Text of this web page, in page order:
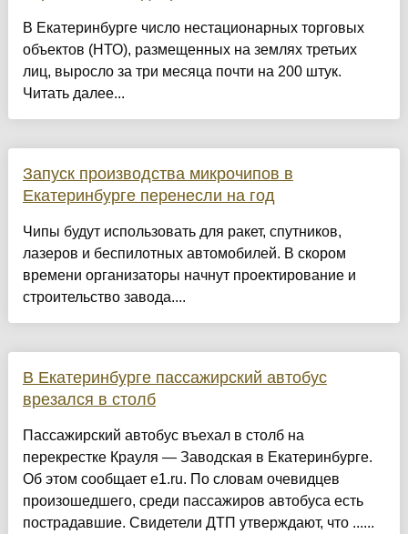
В Екатеринбурге число нестационарных торговых
объектов (НТО), размещенных на землях третьих
лиц, выросло за три месяца почти на 200 штук.
Читать далее...
Запуск производства микрочипов в
Екатеринбурге перенесли на год
Чипы будут использовать для ракет, спутников,
лазеров и беспилотных автомобилей. В скором
времени организаторы начнут проектирование и
строительство завода....
В Екатеринбурге пассажирский автобус
врезался в столб
Пассажирский автобус въехал в столб на
перекрестке Крауля — Заводская в Екатеринбурге.
Об этом сообщает e1.ru. По словам очевидцев
произошедшего, среди пассажиров автобуса есть
пострадавшие. Свидетели ДТП утверждают, что ......